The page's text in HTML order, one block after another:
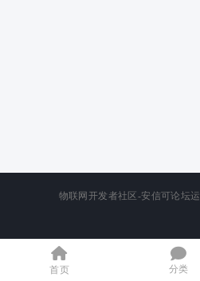
首页 分类
物联网开发者社区-安信可论坛运